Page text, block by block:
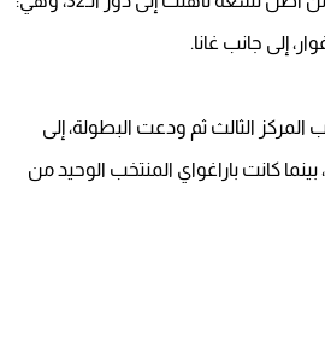
إلى جانب غانا.
دور الـ32 عبر مسار أفضل أصحاب المركز الثالث ثم ودعت البطولة، إلى
كانت باراغواي المنتخب الوحيد من